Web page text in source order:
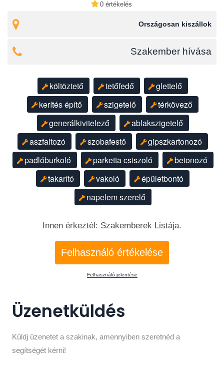
0 értékelés
Országosan kiszállok
Szakember hívása
költöztető tetőfedő
glettelő
kerítés építő
szigetelő
térkövező
generálkivitelező
ablakszigetelő
aszfaltozó
szobafestő
gipszkartonozó
padlóburkoló
parketta csiszoló
betonozó
takarító
vakoló
épületbontó
napelem szerelő
Innen érkeztél: Szakemberek Listája.
Felhasználó értékelése
Felhasználó jelentése
Üzenetküldés
Küldj üzenetet a szakinak, amennyiben szeretnéd a
segítségét kérni!